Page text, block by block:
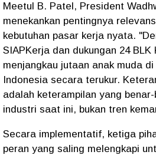
Meetul B. Patel, President
menekankan pentingnya
kebutuhan pasar kerja nyata.
SIAPKerja dan dukungan 24 BLK
menjangkau jutaan anak muda
Indonesia secara terukur.
adalah keterampilan yang
industri saat ini, bukan tren
Secara implementatif, ketiga
peran yang saling melengkapi